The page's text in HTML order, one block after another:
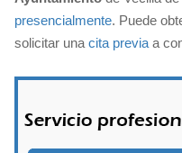
presencialmente. Puede
solicitar una cita previa a